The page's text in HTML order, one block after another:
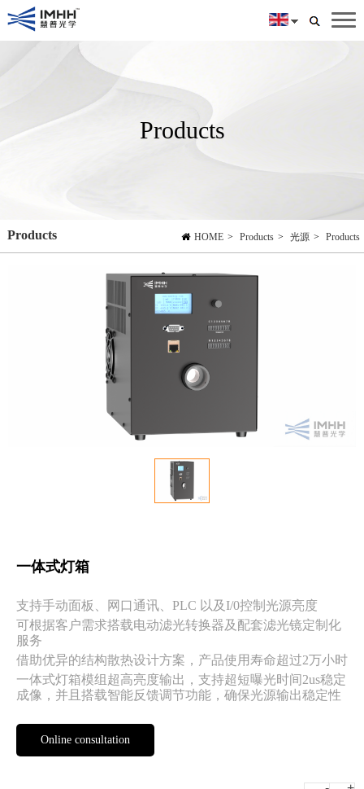
Products
HOME > Products > 光源 > Products
Products
一体式灯箱
支持手动面板、网口通讯、PLC 以及I/0控制光源亮度
可根据客户需求搭载电动滤光转换器及配套滤光镜定制化
服务
借助优异的结构散热设计方案，产品使用寿命超过2万小时
一体式灯箱模组超高亮度输出，支持超短曝光时间2us稳定
成像，并且搭载智能反馈调节功能，确保光源输出稳定性
Online consultation